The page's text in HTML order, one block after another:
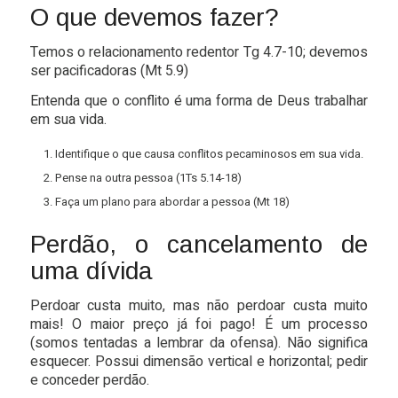
O que devemos fazer?
Temos o relacionamento redentor Tg 4.7-10; devemos
ser pacificadoras (Mt 5.9)
Entenda que o conflito é uma forma de Deus trabalhar
em sua vida.
Identifique o que causa conflitos pecaminosos em sua vida.
Pense na outra pessoa (1Ts 5.14-18)
Faça um plano para abordar a pessoa (Mt 18)
Perdão, o cancelamento de
uma dívida
Perdoar custa muito, mas não perdoar custa muito
mais! O maior preço já foi pago! É um processo
(somos tentadas a lembrar da ofensa). Não significa
esquecer. Possui dimensão vertical e horizontal; pedir
e conceder perdão.